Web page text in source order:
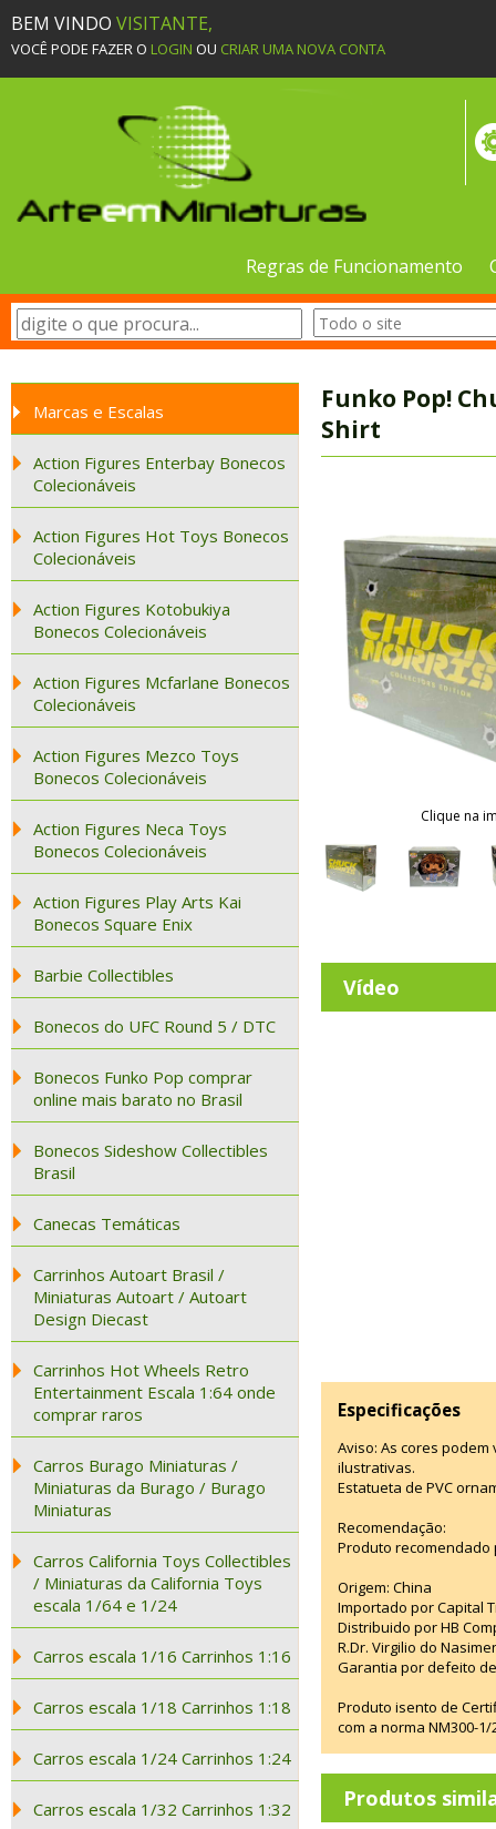
BEM VINDO VISITANTE,
VOCÊ PODE FAZER O LOGIN OU CRIAR UMA NOVA CONTA
Regras de Funcionamento
Marcas e Escalas
Action Figures Enterbay Bonecos
Colecionáveis
Action Figures Hot Toys Bonecos
Colecionáveis
Action Figures Kotobukiya
Bonecos Colecionáveis
Action Figures Mcfarlane Bonecos
Colecionáveis
Action Figures Mezco Toys
Bonecos Colecionáveis
Action Figures Neca Toys
Bonecos Colecionáveis
Action Figures Play Arts Kai
Bonecos Square Enix
Barbie Collectibles
Bonecos do UFC Round 5 / DTC
Bonecos Funko Pop comprar
online mais barato no Brasil
Bonecos Sideshow Collectibles
Brasil
Canecas Temáticas
Carrinhos Autoart Brasil /
Miniaturas Autoart / Autoart
Design Diecast
Carrinhos Hot Wheels Retro
Entertainment Escala 1:64 onde
comprar raros
Carros Burago Miniaturas /
Miniaturas da Burago / Burago
Miniaturas
Carros California Toys Collectibles
/ Miniaturas da California Toys
escala 1/64 e 1/24
Carros escala 1/16 Carrinhos 1:16
Carros escala 1/18 Carrinhos 1:18
Carros escala 1/24 Carrinhos 1:24
Carros escala 1/32 Carrinhos 1:32
Funko Pop!
Shirt
Clique na
Vídeo
Especificações
Aviso: As cores
ilustrativas.
Estatueta de PVC
Recomendação:
Produto recomendado
Origem: China
Importado por Capital
Distribuido por HB
R.Dr. Virgilio do
Garantia por defeito
Produto isento de
com a norma NM300-
Produtos